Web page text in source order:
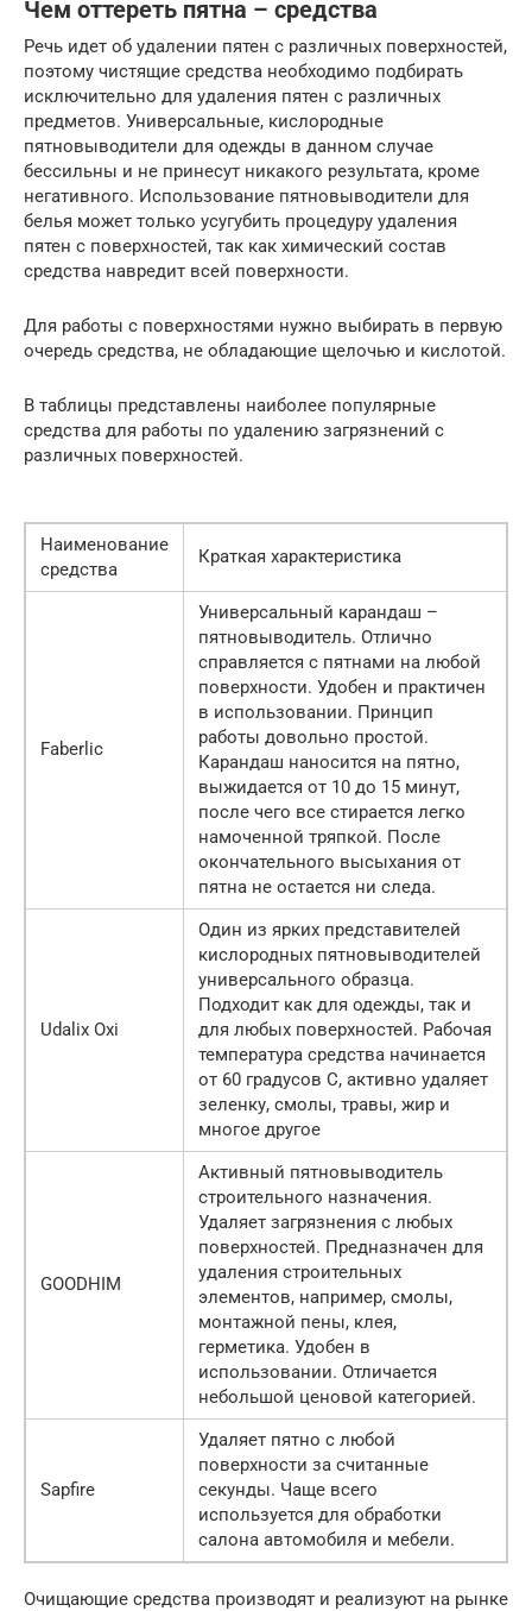
Чем оттереть пятна – средства
Речь идет об удалении пятен с различных поверхностей,
поэтому чистящие средства необходимо подбирать
исключительно для удаления пятен с различных
предметов. Универсальные, кислородные
пятновыводители для одежды в данном случае
бессильны и не принесут никакого результата, кроме
негативного. Использование пятновыводители для
белья может только усугубить процедуру удаления
пятен с поверхностей, так как химический состав
средства навредит всей поверхности.
Для работы с поверхностями нужно выбирать в первую
очередь средства, не обладающие щелочью и кислотой.
В таблицы представлены наиболее популярные
средства для работы по удалению загрязнений с
различных поверхностей.
Наименование
средства
Краткая характеристика
Faberlic
Универсальный карандаш –
пятновыводитель. Отлично
справляется с пятнами на любой
поверхности. Удобен и практичен
в использовании. Принцип
работы довольно простой.
Карандаш наносится на пятно,
выжидается от 10 до 15 минут,
после чего все стирается легко
намоченной тряпкой. После
окончательного высыхания от
пятна не остается ни следа.
Udalix Oxi
Один из ярких представителей
кислородных пятновыводителей
универсального образца.
Подходит как для одежды, так и
для любых поверхностей. Рабочая
температура средства начинается
от 60 градусов С, активно удаляет
зеленку, смолы, травы, жир и
многое другое
GOODHIM
Активный пятновыводитель
строительного назначения.
Удаляет загрязнения с любых
поверхностей. Предназначен для
удаления строительных
элементов, например, смолы,
монтажной пены, клея,
герметика. Удобен в
использовании. Отличается
небольшой ценовой категорией.
Sapfire
Удаляет пятно с любой
поверхности за считанные
секунды. Чаще всего
используется для обработки
салона автомобиля и мебели.
Очищающие средства производят и реализуют на рынке